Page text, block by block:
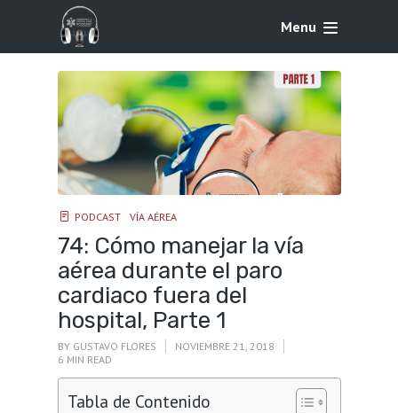
Menu
PODCAST VÍA AÉREA
74: Cómo manejar la vía
aérea durante el paro
cardiaco fuera del
hospital, Parte 1
BY GUSTAVO FLORES
NOVIEMBRE 21, 2018
6 MIN READ
Tabla de Contenido